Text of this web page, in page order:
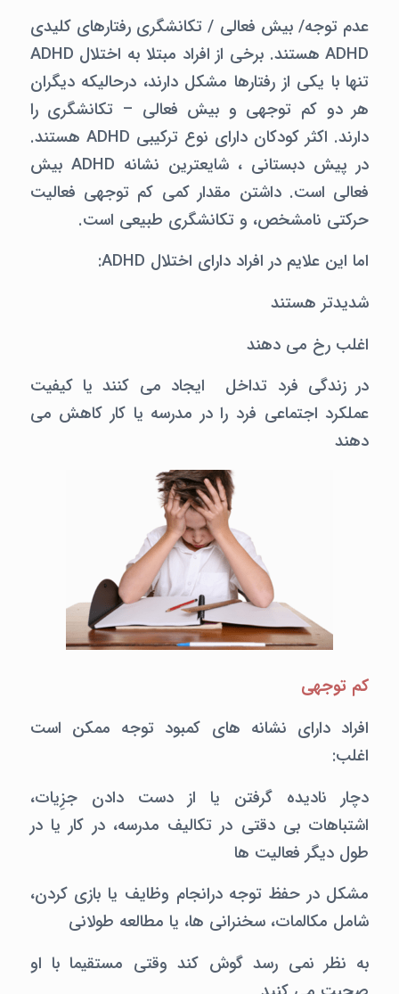
عدم توجه/ بیش فعالی / تکانشگری رفتارهای کلیدی
ADHD هستند. برخی از افراد مبتلا به اختلال ADHD
تنها با یکی از رفتارها مشکل دارند، درحالیکه دیگران
هر دو کم توجهی و بیش فعالی – تکانشگری را
دارند. اکثر کودکان دارای نوع ترکیبی ADHD هستند.
در پیش دبستانی ، شایعترین نشانه ADHD بیش
فعالی است. داشتن مقدار کمی کم توجهی فعالیت
حرکتی نامشخص، و تکانشگری طبیعی است.
اما این علایم در افراد دارای اختلال ADHD:
شدیدتر هستند
اغلب رخ می دهند
در زندگی فرد تداخل ایجاد می کنند یا کیفیت
عملکرد اجتماعی فرد را در مدرسه یا کار کاهش می
دهند
کم توجهی
افراد دارای نشانه های کمبود توجه ممکن است
اغلب:
دچار نادیده گرفتن یا از دست دادن جزِیات،
اشتباهات بی دقتی در تکالیف مدرسه، در کار یا در
طول دیگر فعالیت ها
مشکل در حفظ توجه درانجام وظایف یا بازی کردن،
شامل مکالمات، سخنرانی ها، یا مطالعه طولانی
به نظر نمی رسد گوش کند وقتی مستقیما با او